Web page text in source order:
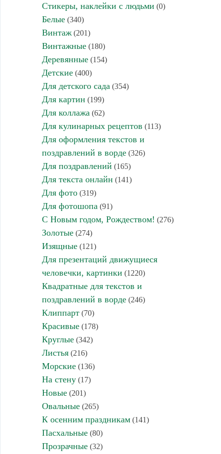
Стикеры, наклейки с людьми (0)
Белые(340)
Винтаж(201)
Винтажные(180)
Деревянные(154)
Детские(400)
Для детского сада (354)
Для картин (199)
Для коллажа (62)
Для кулинарных рецептов (113)
Для оформления текстов и
поздравлений в ворде(326)
Для поздравлений (165)
Для текста онлайн (141)
Для фото(319)
Для фотошопа (91)
С Новым годом, Рождеством! (276)
Золотые(274)
Изящные(121)
Для презентаций движущиеся
человечки, картинки (1220)
Квадратные для текстов и
поздравлений в ворде(246)
Клиппарт(70)
Красивые(178)
Круглые(342)
Листья(216)
Морские(136)
На стену(17)
Новые(201)
Овальные(265)
К осенним праздникам(141)
Пасхальные(80)
Прозрачные(32)